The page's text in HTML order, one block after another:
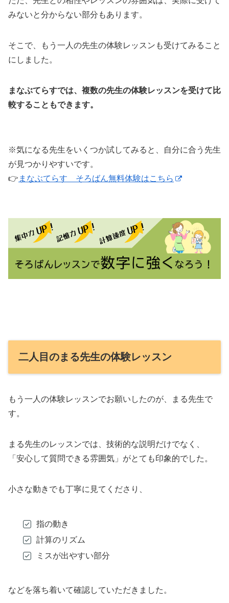
みないと分からない部分もあります。
そこで、もう一人の先生の体験レッスンも受けてみること
にしました。
まなぶてらすでは、複数の先生の体験レッスンを受けて比
較することもできます。
※気になる先生をいくつか試してみると、自分に合う先生
が見つかりやすいです。
👉 まなぶてらす そろばん無料体験はこちら
二人目のまる先生の体験レッスン
もう一人の体験レッスンでお願いしたのが、まる先生で
す。
まる先生のレッスンでは、技術的な説明だけでなく、
「安心して質問できる雰囲気」がとても印象的でした。
小さな動きでも丁寧に見てくださり、
指の動き
計算のリズム
ミスが出やすい部分
などを落ち着いて確認していただきました。